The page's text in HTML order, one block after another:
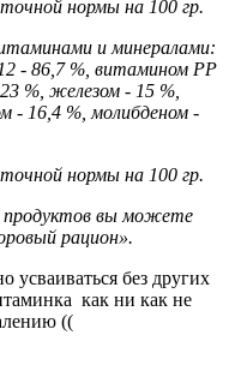
нормы на 100 гр.
и минералами:
- 86,7 %, витамином PP
%, железом - 15 %,
- 16,4 %, молибденом -
нормы на 100 гр.
продуктов вы можете
рацион».
усваиваться без других
как ни как не
((